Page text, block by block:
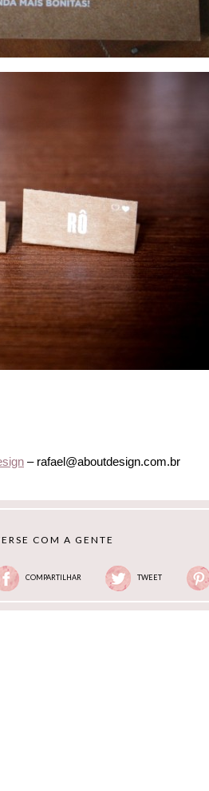
– rafael@aboutdesign.com.br
COM A GENTE
COMPARTILHAR TWEET